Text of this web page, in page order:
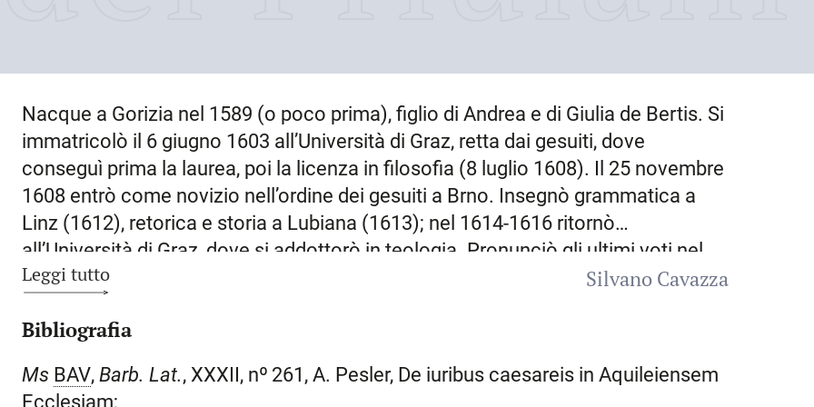
Nacque a Gorizia nel 1589 (o poco prima), figlio di Andrea e di Giulia de Bertis. Si
immatricolò il 6 giugno 1603 all’Università di Graz, retta dai gesuiti, dove
conseguì prima la laurea, poi la licenza in filosofia (8 luglio 1608). Il 25 novembre
1608 entrò come novizio nell’ordine dei gesuiti a Brno. Insegnò grammatica a
Linz (1612), retorica e storia a Lubiana (1613); nel 1614-1616 ritornò
all’Università di Graz , dove si addottorò in teologia. Pronunciò gli ultimi voti nel
1617, presso la residenza di
in Carinzia; nel 1618 fu docente di logica e
gennaio 1620 fu dimesso dall’ordine, con provvedimento della curia generalizia
Ursino de Bertis, vescovo della città, che lo aveva nominato canonico della
Leggi tutto
Silvano Cavazza
Bibliografia
Ms BAV, Barb. Lat., XXXII, nº 261, A. Pesler, De iuribus caesareis in Aquileiensem
Ecclesiam;